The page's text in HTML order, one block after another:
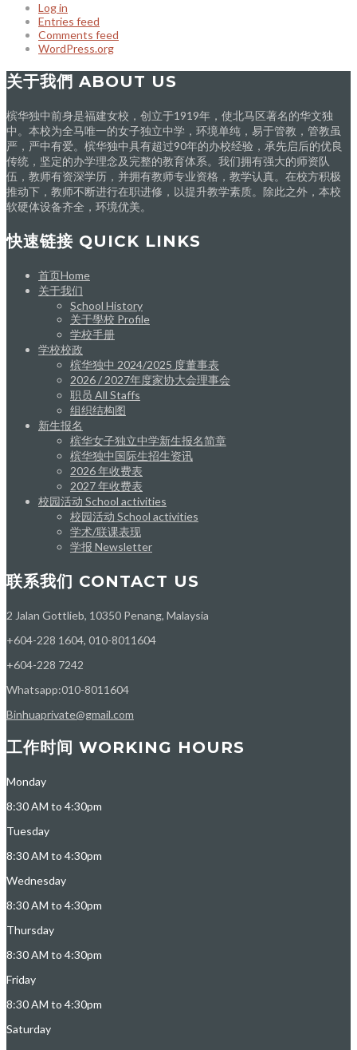
Log in
Entries feed
Comments feed
WordPress.org
关于我們 ABOUT US
槟华独中前身是福建女校，创立于1919年，使北马区著名的华文独
中。本校为全马唯一的女子独立中学，环境单纯，易于管教，管教虽
严，严中有爱。槟华独中具有超过90年的办校经验，承先启后的优良
传统，坚定的办学理念及完整的教育体系。我们拥有强大的师资队
伍，教师有资深学历，并拥有教师专业资格，教学认真。在校方积极
推动下，教师不断进行在职进修，以提升教学素质。除此之外，本校
软硬体设备齐全，环境优美。
快速链接 QUICK LINKS
首页Home
关于我们
School History
关于學校 Profile
学校手册
学校校政
槟华独中 2024/2025 度董事表
2026 / 2027年度家协大会理事会
职员 All Staffs
组织结构图
新生报名
槟华女子独立中学新生报名简章
槟华独中国际生招生资讯
2026 年收费表
2027 年收费表
校园活动 School activities
校园活动 School activities
学术/联课表现
学报 Newsletter
联系我们 CONTACT US
2 Jalan Gottlieb, 10350 Penang, Malaysia
+604-228 1604, 010-8011604
+604-228 7242
Whatsapp:010-8011604
Binhuaprivate@gmail.com
工作时间 WORKING HOURS
Monday
8:30 AM to 4:30pm
Tuesday
8:30 AM to 4:30pm
Wednesday
8:30 AM to 4:30pm
Thursday
8:30 AM to 4:30pm
Friday
8:30 AM to 4:30pm
Saturday